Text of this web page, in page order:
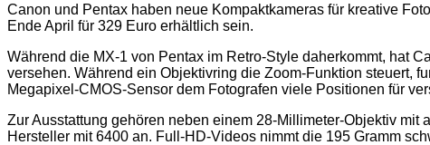
Canon und Pentax haben neue Kompaktkameras für kreative
Ende April für 329 Euro erhältlich sein.
Während die MX-1 von Pentax im Retro-Style daherkommt, hat
versehen. Während ein Objektivring die Zoom-Funktion steuert,
Megapixel-CMOS-Sensor dem Fotografen viele Positionen für
Zur Ausstattung gehören neben einem 28-Millimeter-Objektiv
Hersteller mit 6400 an. Full-HD-Videos nimmt die 195 Gramm